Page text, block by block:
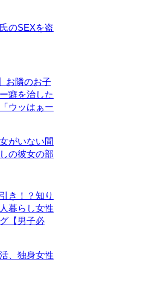
のSEXを盗
お隣のお子
癖を治した
ウッはぁー
がいない間
の彼女の部
き！？知り
暮らし女性
【男子必
、独身女性